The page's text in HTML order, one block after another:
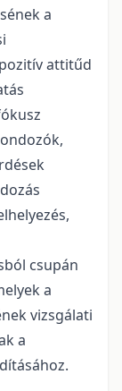
a
attitűd
csupán
a
vizsgálati
a